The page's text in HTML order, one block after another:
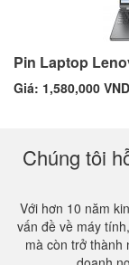
Pin Laptop
Giá: 1,580,000 VND
Chúng tôi
Với hơn 10 năm
vấn đề về máy
mà còn trở thành